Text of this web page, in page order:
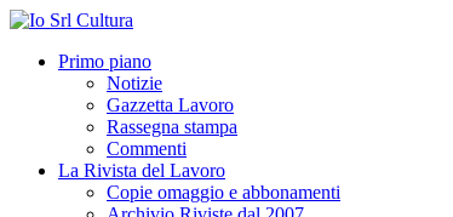
Primo piano
Notizie
Gazzetta Lavoro
Rassegna stampa
Commenti
La Rivista del Lavoro
Copie omaggio e abbonamenti